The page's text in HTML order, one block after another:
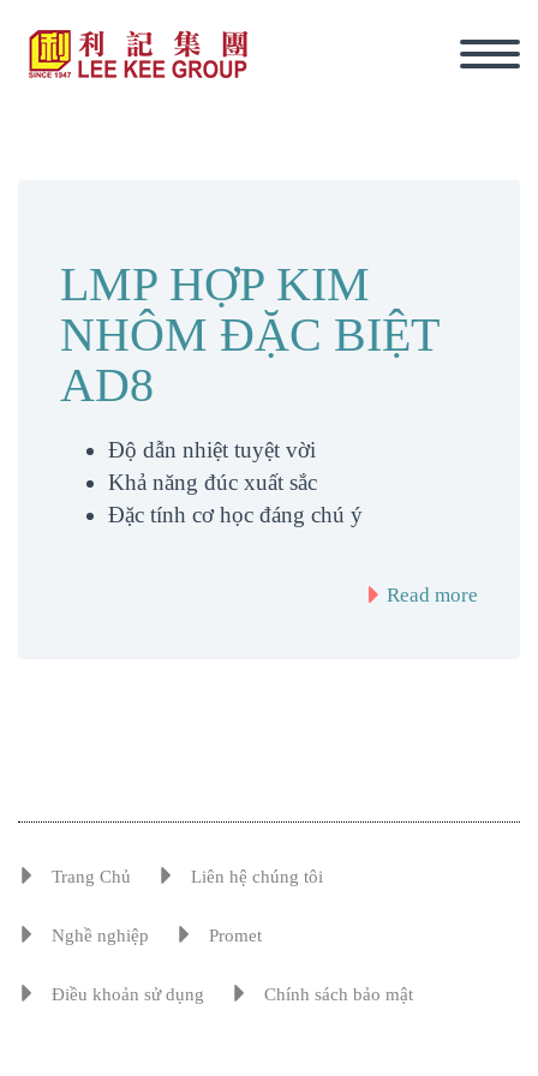
tiếng Việt
LMP HỢP KIM
NHÔM ĐẶC BIỆT
AD8
Độ dẫn nhiệt tuyệt vời
Khả năng đúc xuất sắc
Đặc tính cơ học đáng chú ý
Read more
Trang Chủ Liên hệ chúng tôi
Nghề nghiệp Promet
Điều khoản sử dụng Chính sách bảo mật